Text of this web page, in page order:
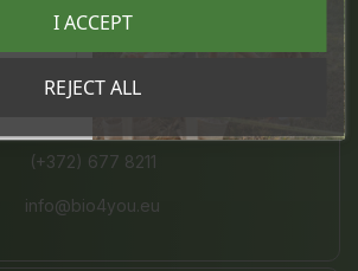
JÄRVE KESKUS
(+372) 677 8211
info@bio4you.eu
REJECT ALL
I ACCEPT